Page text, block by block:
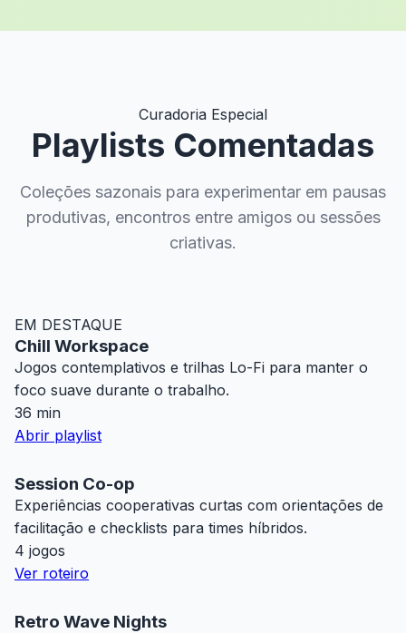
Curadoria Especial
Playlists Comentadas
Coleções sazonais para experimentar em pausas
produtivas, encontros entre amigos ou sessões
criativas.
EM DESTAQUE
Chill Workspace
Jogos contemplativos e trilhas Lo-Fi para manter o
foco suave durante o trabalho.
36 min
Abrir playlist
Session Co-op
Experiências cooperativas curtas com orientações de
facilitação e checklists para times híbridos.
4 jogos
Ver roteiro
Retro Wave Nights